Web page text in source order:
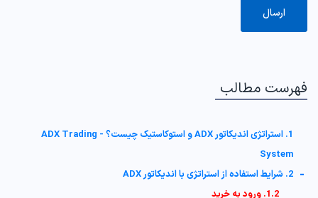
فهرست مطالب
1. استراتژی اندیکاتور ADX و استوکاستیک چیست؟ - ADX Trading
System
2. شرایط استفاده از استراتژی با اندیکاتور ADX -
1.2. ورود به خرید